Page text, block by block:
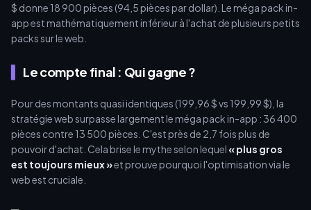
$ donne 18 900 pièces (94,5 pièces par dollar). Le méga pack in-
app est mathématiquement inférieur à l'achat de plusieurs petits
packs sur le web.
Le compte final : Qui gagne ?
Pour des montants quasi identiques (199,96 $ vs 199,99 $), la
stratégie web surpasse largement le méga pack in-app : 36 400
pièces contre 13 500 pièces. C'est près de 2,7 fois plus de
pouvoir d'achat. Cela brise le mythe selon lequel « plus gros
est toujours mieux »et prouve pourquoi l'optimisation via le
web est cruciale.